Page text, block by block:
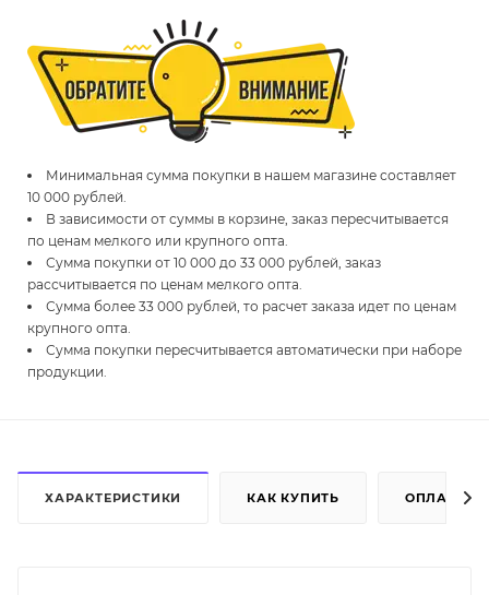
Минимальная сумма покупки в нашем магазине составляет
10 000 рублей.
В зависимости от суммы в корзине, заказ пересчитывается
по ценам мелкого или крупного опта.
Сумма покупки от 10 000 до 33 000 рублей, заказ
рассчитывается по ценам мелкого опта.
Сумма более 33 000 рублей, то расчет заказа идет по ценам
крупного опта.
Сумма покупки пересчитывается автоматически при наборе
продукции.
ХАРАКТЕРИСТИКИ КАК КУПИТЬ ОПЛАТА